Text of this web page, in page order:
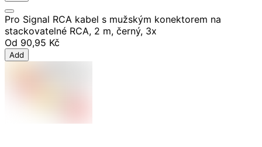
Pro Signal RCA kabel s mužským konektorem na
stackovatelné RCA, 2 m, černý, 3x
Od 90,95 Kč
Add